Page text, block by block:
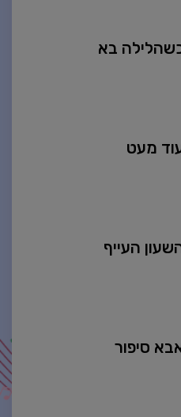
בא
מעט
העייף
סיפור